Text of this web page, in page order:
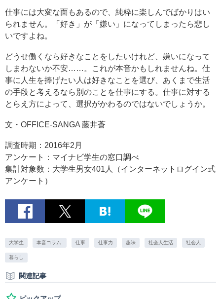
仕事には大変な面もあるので、純粋に楽しんでばかりはい
られません。「好き」が「嫌い」になってしまったら悲し
いですよね。
どうせ働くなら好きなことをしたいけれど、嫌いになって
しまわないか不安……。これが本音かもしれませんね。仕
事に人生を捧げたい人は好きなことを選び、あくまで生活
の手段と考えるなら別のことを仕事にする。仕事に対する
とらえ方によって、選択がかわるのではないでしょうか。
文・OFFICE-SANGA 藤井蒼
調査時期：2016年2月
アンケート：マイナビ学生の窓口調べ
集計対象数：大学生男女401人（インターネットログイン式
アンケート）
大学生 本音コラム. 仕事 仕事力 趣味 社会人生活 社会人
暮らし
関連記事